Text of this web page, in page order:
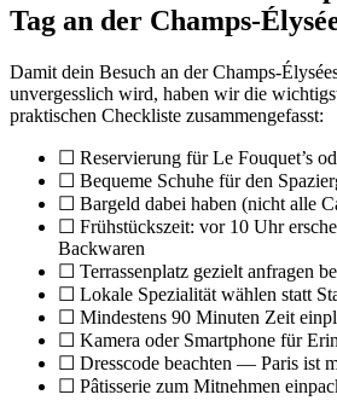
Tag an der Champs-
Damit dein Besuch an der Champs-
unvergesslich wird, haben wir die
praktischen Checkliste zusammengefasst:
☐ Reservierung für Le Fouquet’s
☐ Bequeme Schuhe für den
☐ Bargeld dabei haben (nicht alle
☐ Frühstückszeit: vor 10 Uhr
Backwaren
☐ Terrassenplatz gezielt anfragen
☐ Lokale Spezialität wählen statt
☐ Mindestens 90 Minuten Zeit
☐ Kamera oder Smartphone für
☐ Dresscode beachten — Paris ist
☐ Pâtisserie zum Mitnehmen